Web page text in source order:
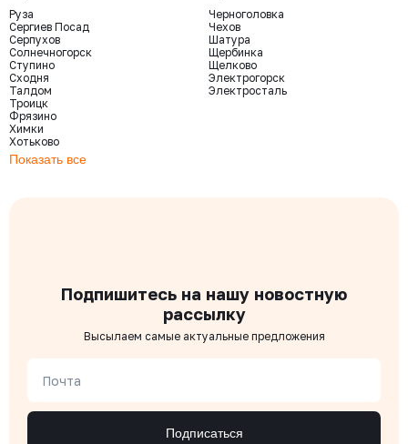
Руза
Сергиев Посад
Серпухов
Солнечногорск
Ступино
Сходня
Талдом
Троицк
Фрязино
Химки
Хотьково
Черноголовка
Чехов
Шатура
Щербинка
Щелково
Электрогорск
Электросталь
Показать все
Подпишитесь на нашу новостную
рассылку
Высылаем самые актуальные предложения
Почта
Подписаться